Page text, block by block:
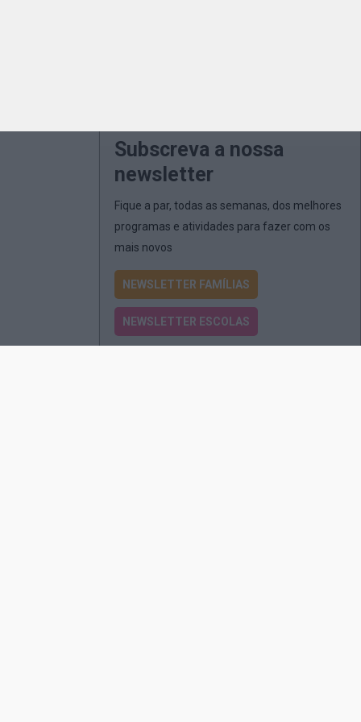
Subscreva a nossa
newsletter
Fique a par, todas as semanas, dos melhores
programas e atividades para fazer com os
mais novos
NEWSLETTER FAMÍLIAS
NEWSLETTER ESCOLAS